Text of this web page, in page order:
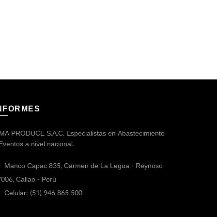
PRODUCE S.A.C. Especialistas en Abastecimiento
a nivel nacional.
Manco Capac 835, Carmen de La Legua - Reynoso
Callao - Perú
Celular: (51) 946 865 500